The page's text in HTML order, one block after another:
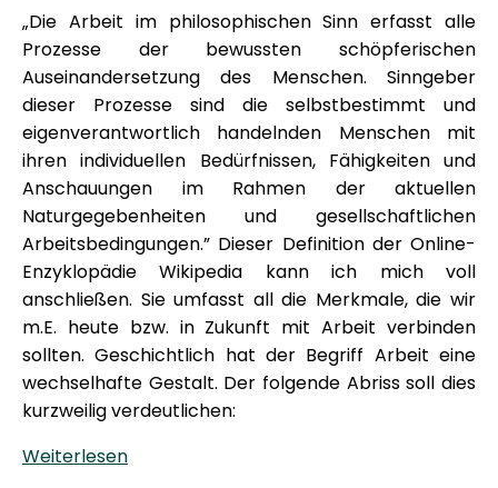
„Die Arbeit im philosophischen Sinn erfasst alle
Prozesse der bewussten schöpferischen
Auseinandersetzung des Menschen. Sinngeber
dieser Prozesse sind die selbstbestimmt und
eigenverantwortlich handelnden Menschen mit
ihren individuellen Bedürfnissen, Fähigkeiten und
Anschauungen im Rahmen der aktuellen
Naturgegebenheiten und gesellschaftlichen
Arbeitsbedingungen.” Dieser Definition der Online-
Enzyklopädie Wikipedia kann ich mich voll
anschließen. Sie umfasst all die Merkmale, die wir
m.E. heute bzw. in Zukunft mit Arbeit verbinden
sollten. Geschichtlich hat der Begriff Arbeit eine
wechselhafte Gestalt. Der folgende Abriss soll dies
kurzweilig verdeutlichen:
Weiterlesen